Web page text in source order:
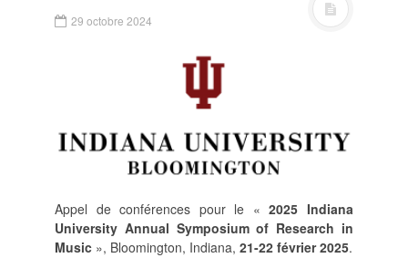
PRÉSENTATION ET
PROCHAINS NUMÉROS
29 octobre 2024
Appel de conférences pour le «2025 Indiana
University Annual Symposium of Research in
Music », Bloomington, Indiana, 21-22 février 2025.